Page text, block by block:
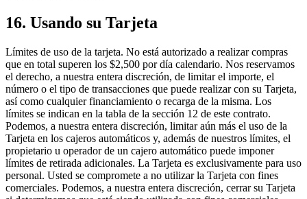
16. Usando su Tarjeta
Límites de uso de la tarjeta. No está autorizado a realizar compras
que en total superen los $2,500 por día calendario. Nos reservamos
el derecho, a nuestra entera discreción, de limitar el importe, el
número o el tipo de transacciones que puede realizar con su Tarjeta,
así como cualquier financiamiento o recarga de la misma. Los
límites se indican en la tabla de la sección 12 de este contrato.
Podemos, a nuestra entera discreción, limitar aún más el uso de la
Tarjeta en los cajeros automáticos y, además de nuestros límites, el
propietario u operador de un cajero automático puede imponer
límites de retirada adicionales. La Tarjeta es exclusivamente para uso
personal. Usted se compromete a no utilizar la Tarjeta con fines
comerciales. Podemos, a nuestra entera discreción, cerrar su Tarjeta